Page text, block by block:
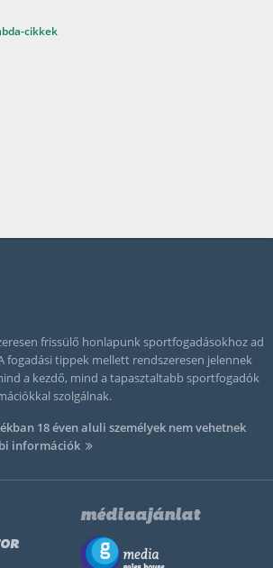
cikkek
frissülő honlapunk sportfogadásokhoz ad
fogadási tippek mellett rendszeresen jelennek
a kezdő, mind a tapasztaltabb sportfogadók
szolgálnak.
18 éven aluli személyek nem vehetnek
információk
médiaajánlat